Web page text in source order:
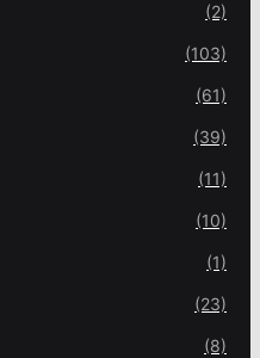
(2)
(103)
(61)
(39)
(11)
(10)
(1)
(23)
(8)